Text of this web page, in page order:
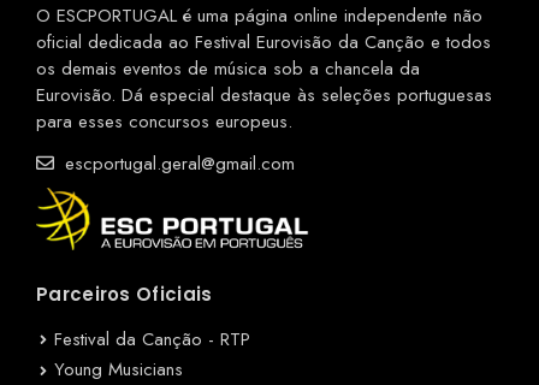
O ESCPORTUGAL é uma página online independente não
oficial dedicada ao Festival Eurovisão da Canção e todos
os demais eventos de música sob a chancela da
Eurovisão. Dá especial destaque às seleções portuguesas
para esses concursos europeus.
escportugal.geral@gmail.com
Parceiros Oficiais
Festival da Canção - RTP
Young Musicians